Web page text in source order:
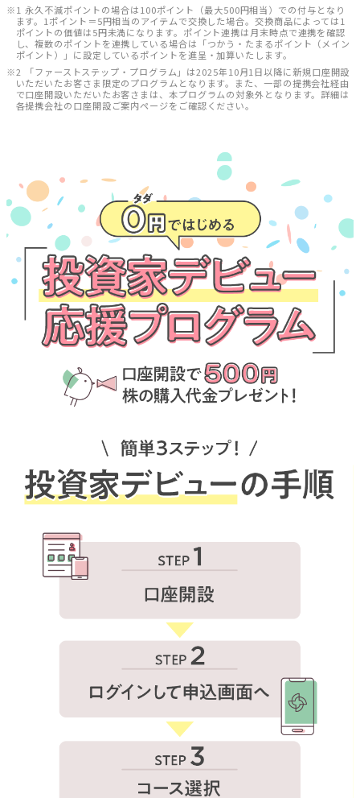
※1 永久不滅ポイントの場合は100ポイント（最大500円相当）での付与となり
ます。1ポイント＝5円相当のアイテムで交換した場合。交換商品によっては1
ポイントの価値は5円未満になります。ポイント連携は月末時点で連携を確認
し、複数のポイントを連携している場合は「つかう・たまるポイント（メイン
ポイント）」に設定しているポイントを進呈・加算いたします。
※2 「ファーストステップ・プログラム」は2025年10月1日以降に新規口座開設
いただいたお客さま限定のプログラムとなります。また、一部の提携会社経由
で口座開設いただいたお客さまは、本プログラムの対象外となります。詳細は
各提携会社の口座開設ご案内ページをご確認ください。